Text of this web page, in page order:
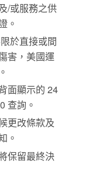
/或服務之供
。
於直接或間
害，美國運
面顯示的 24
查詢。
更改條款及
。
保留最終決